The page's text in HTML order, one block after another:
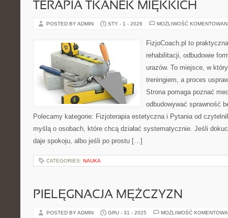
TERAPIA TKANEK MIĘKKICH
POSTED BY ADMIN STY - 1 - 2026 MOŻLIWOŚĆ
FizjoCoach.pl to
rehabilitacji, odbudowie
urazów. To miejsce, w
treningiem, a proces
Strona pomaga poznać
odbudowywać sprawność
Polecamy kategorie: Fizjoterapia estetyczna i Pytania od
myślą o osobach, które chcą działać systematycznie. Jeśli
daje spokoju, albo jeśli po prostu […]
CATEGORIES: NAUKA
PIELĘGNACJA MĘŻCZYZN
POSTED BY ADMIN GRU - 31 - 2025 MOŻLIWOŚĆ